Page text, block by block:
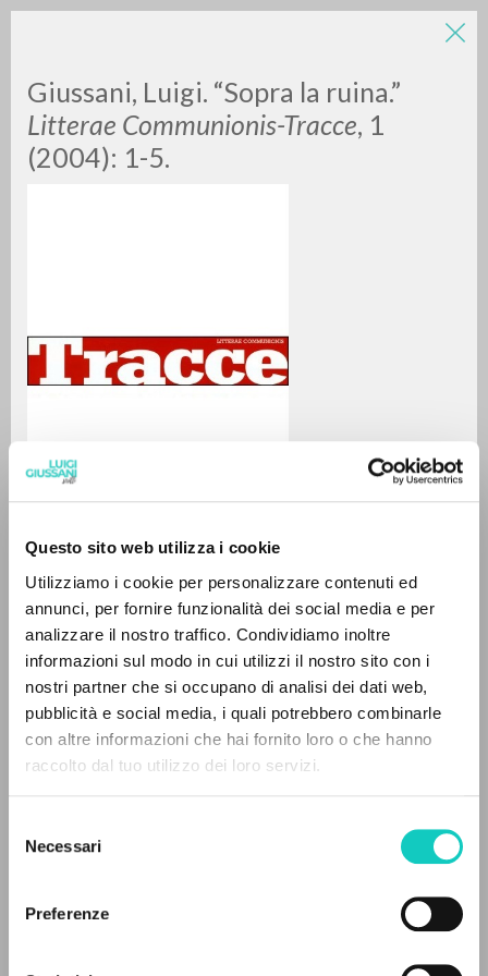
Questo sito web utilizza i cookie
Utilizziamo i cookie per personalizzare contenuti ed
annunci, per fornire funzionalità dei social media e per
analizzare il nostro traffico. Condividiamo inoltre
informazioni sul modo in cui utilizzi il nostro sito con i
nostri partner che si occupano di analisi dei dati web,
pubblicità e social media, i quali potrebbero combinarle
con altre informazioni che hai fornito loro o che hanno
raccolto dal tuo utilizzo dei loro servizi.
delNecessari
Preferenze
Giussani, Luigi. “Sopra la ruina.”
Litterae Communionis-Tracce, 1
(2004): 1-5.
Giussani LuigiAutore
Italiano
Litterae Communionis-Tracce
2004
Pagine: 5
FULL TEXT
LUIGI
GIUSSANI
0DOCUMENTI TROVATI
RISULTATI SUCCESSIVI